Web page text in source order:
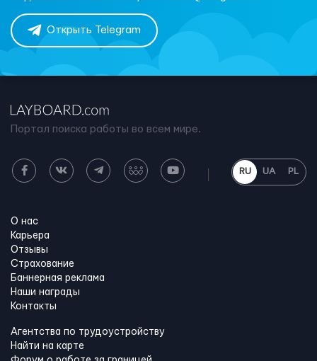
Открыть Telegram
Портал поиска работы во всем мире.
RU UA PL
О нас
Карьера
Отзывы
Страхование
Баннерная реклама
Наши награды
Контакты
Агентства по трудоустройству
Найти на карте